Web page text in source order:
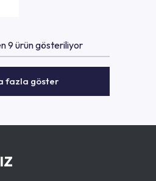
9 ürün gösteriliyor
fazla göster